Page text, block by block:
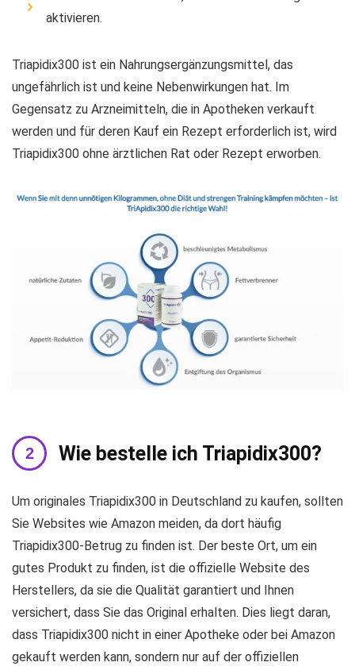
aktivieren.
Triapidix300 ist ein Nahrungsergänzungsmittel, das
ungefährlich ist und keine Nebenwirkungen hat. Im
Gegensatz zu Arzneimitteln, die in Apotheken verkauft
werden und für deren Kauf ein Rezept erforderlich ist, wird
Triapidix300 ohne ärztlichen Rat oder Rezept erworben.
Wie bestelle ich Triapidix300?
Um originales Triapidix300 in Deutschland zu kaufen, sollten
Sie Websites wie Amazon meiden, da dort häufig
Triapidix300-Betrug zu finden ist. Der beste Ort, um ein
gutes Produkt zu finden, ist die offizielle Website des
Herstellers, da sie die Qualität garantiert und Ihnen
versichert, dass Sie das Original erhalten. Dies liegt daran,
dass Triapidix300 nicht in einer Apotheke oder bei Amazon
gekauft werden kann, sondern nur auf der offiziellen